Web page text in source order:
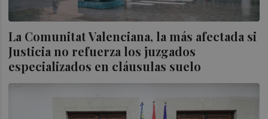
La Comunitat Valenciana, la más afectada si
Justicia no refuerza los juzgados
especializados en cláusulas suelo